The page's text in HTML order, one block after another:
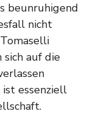
beunruhigend
nicht
sich auf die
ist essenziell